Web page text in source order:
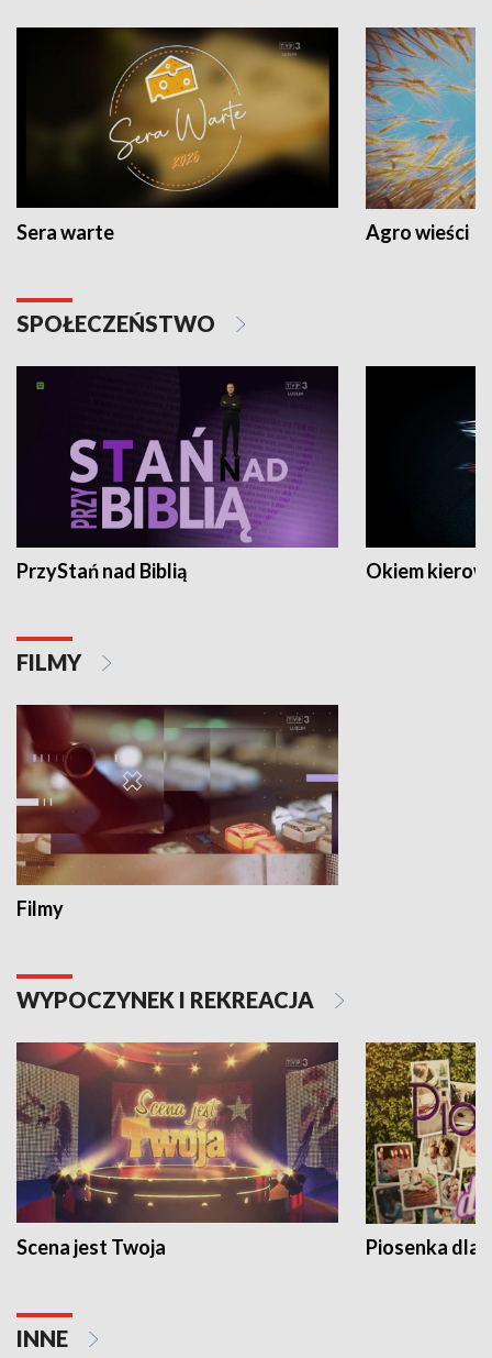
Sera warte Agro wieści
SPOŁECZEŃSTWO
PrzyStań nad Biblią Okiem
FILMY
Filmy
WYPOCZYNEK I REKREACJA
Scena jest Twoja Piosenka dla
INNE